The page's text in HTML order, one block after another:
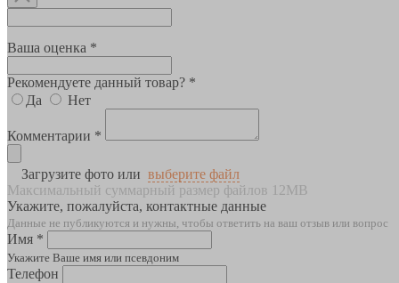
Ваша оценка *
Рекомендуете данный товар? *
Да
Нет
Комментарии *
Загрузите фото или выберите файл
Максимальный суммарный размер файлов 12MB
Укажите, пожалуйста, контактные данные
Данные не публикуются и нужны, чтобы ответить на ваш отзыв или вопрос
Имя *
Укажите Ваше имя или псевдоним
Телефон